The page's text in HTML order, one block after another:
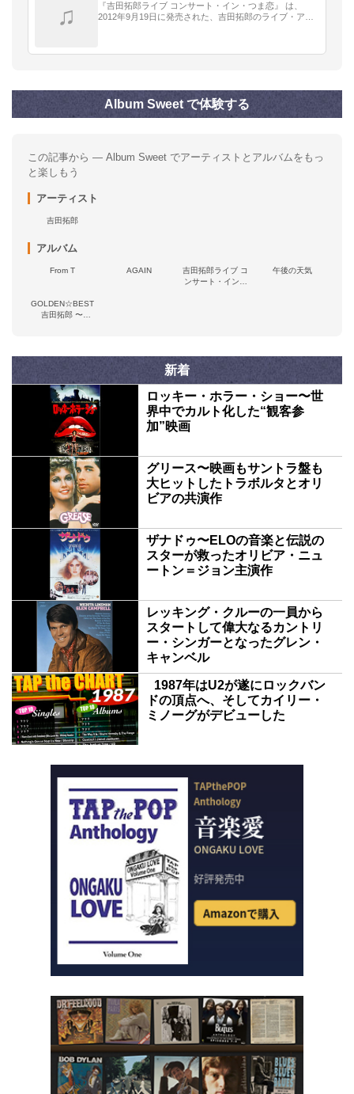
♫
『吉田拓郎ライブ コンサート・イン・つま恋』 は、
2012年9月19日に発売された、吉田拓郎のライブ・アル
Album Sweet で体験する
この記事から — Album Sweet でアーティストとアルバムをもっ
と楽しもう
アーティスト
吉田拓郎
アルバム
From T AGAIN
吉田拓郎ライブ コ
ンサート・イン・
午後の天気
GOLDEN☆BEST
吉田拓郎 〜
新着
ロッキー・ホラー・ショー〜世
界中でカルト化した“観客参
加”映画
グリース〜映画もサントラ盤も
大ヒットしたトラボルタとオリ
ビアの共演作
ザナドゥ〜ELOの音楽と伝説の
スターが救ったオリビア・ニュ
ートン＝ジョン主演作
レッキング・クルーの一員から
スタートして偉大なるカントリ
ー・シンガーとなったグレン・
キャンベル
1987年はU2が遂にロックバン
ドの頂点へ、そしてカイリー・
ミノーグがデビューした